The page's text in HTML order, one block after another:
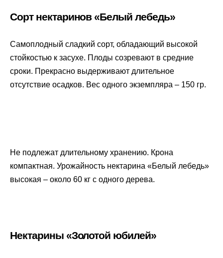
Сорт нектаринов «Белый лебедь»
Самоплодный сладкий сорт, обладающий высокой
стойкостью к засухе. Плоды созревают в средние
сроки. Прекрасно выдерживают длительное
отсутствие осадков. Вес одного экземпляра – 150 гр.
Не подлежат длительному хранению. Крона
компактная. Урожайность нектарина «Белый лебедь»
высокая – около 60 кг с одного дерева.
Нектарины «Золотой юбилей»